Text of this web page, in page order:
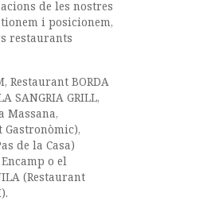
de les nostres
i posicionem,
restaurants
Restaurant BORDA
SANGRIA GRILL,
Massana,
Gastronòmic),
de la Casa)
o el
(Restaurant